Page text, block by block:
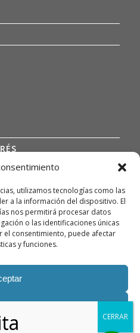
utilizamos tecnologías como las
a la información del dispositivo. El
nos permitirá procesar datos
o las identificaciones únicas
el consentimiento, puede afectar
y funciones.
en contacto con
email:
y te daremos información
algún tipo de queja, deberá